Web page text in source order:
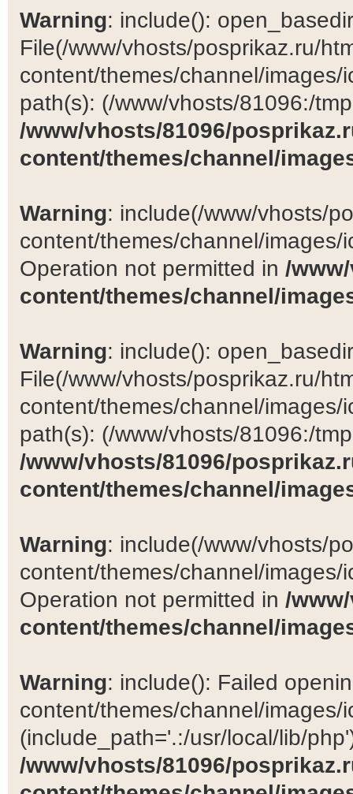
Warning: include():
File(/www/vhosts/posprikaz.ru/
content/themes/channel/
path(s): (/www/vhosts/81096:/
/www/vhosts/81096/
content/themes/channel/
Warning: include(/www/vhosts/
content/themes/channel/
Operation not permitted in /
content/themes/channel/
Warning: include():
File(/www/vhosts/posprikaz.ru/
content/themes/channel/
path(s): (/www/vhosts/81096:/
/www/vhosts/81096/
content/themes/channel/
Warning: include(/www/vhosts/
content/themes/channel/
Operation not permitted in /
content/themes/channel/
Warning: include(): Failed
content/themes/channel/images/
(include_path='.:/usr/local/lib/
/www/vhosts/81096/